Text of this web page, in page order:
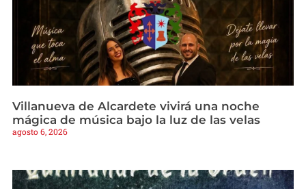
Villanueva de Alcardete vivirá una noche
mágica de música bajo la luz de las velas
agosto 6, 2026